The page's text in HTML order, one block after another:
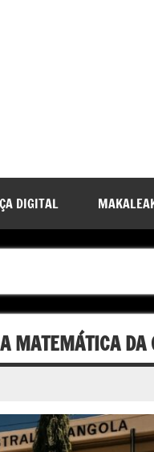
DIGITAL
MATEMÁTICA DA